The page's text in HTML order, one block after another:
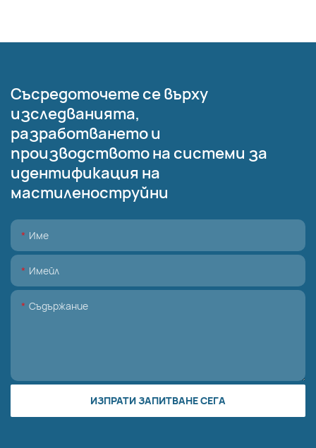
Съсредоточете се върху
изследванията,
разработването и
производството на системи за
идентификация на
мастиленоструйни
Име
Имейл
Съдържание
ИЗПРАТИ ЗАПИТВАНЕ СЕГА